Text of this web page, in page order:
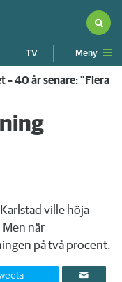
TV Meny
– 40 år senare: "Flera
ville höja
när
på två procent.